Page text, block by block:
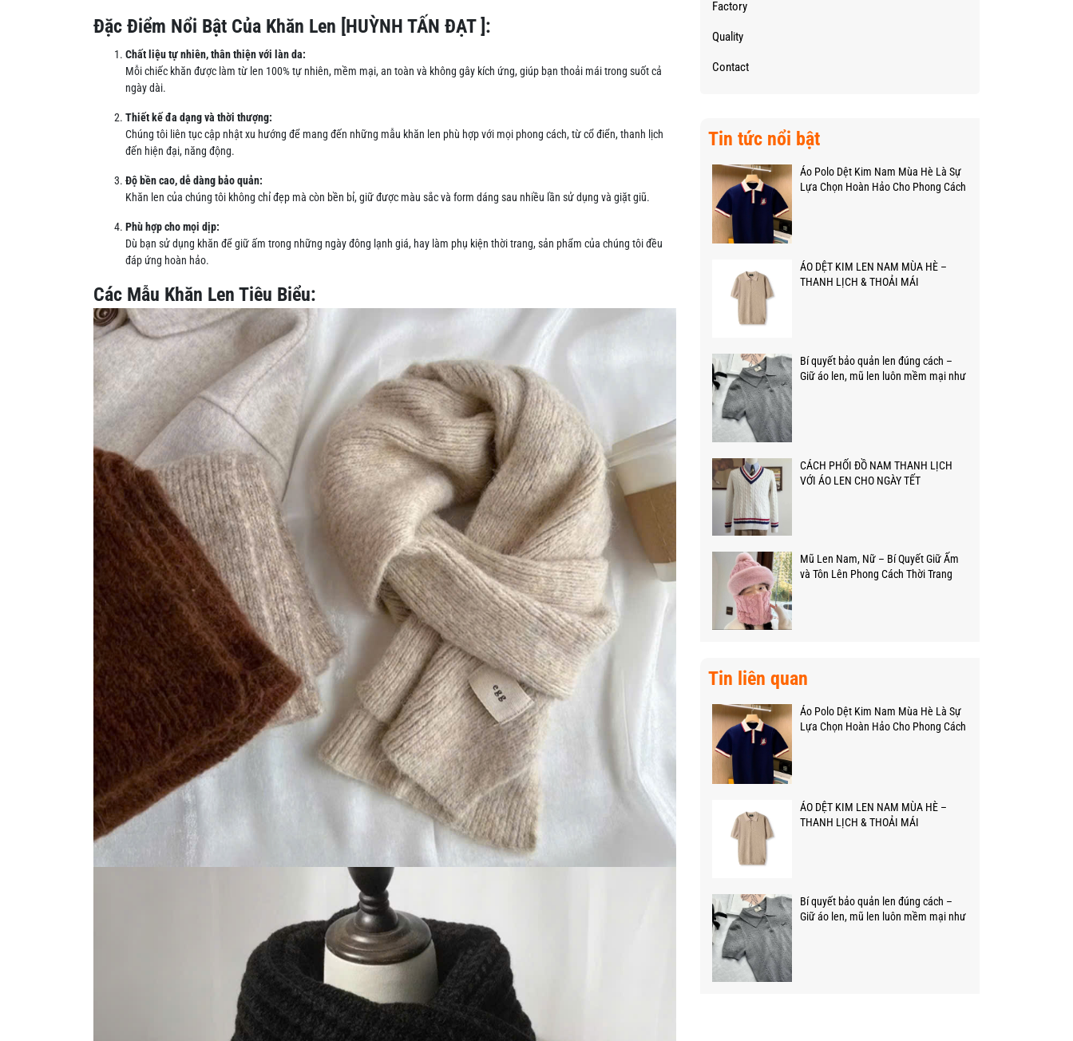
Đặc Điểm Nổi Bật Của Khăn Len [HUỲNH TẤN ĐẠT ]:
Chất liệu tự nhiên, thân thiện với làn da:
Mỗi chiếc khăn được làm từ len 100% tự nhiên, mềm mại, an toàn và không gây kích ứng, giúp bạn thoải mái trong suốt cả
ngày dài.
Thiết kế đa dạng và thời thượng:
Chúng tôi liên tục cập nhật xu hướng để mang đến những mẫu khăn len phù hợp với mọi phong cách, từ cổ điển, thanh lịch
đến hiện đại, năng động.
Độ bền cao, dễ dàng bảo quản:
Khăn len của chúng tôi không chỉ đẹp mà còn bền bỉ, giữ được màu sắc và form dáng sau nhiều lần sử dụng và giặt giũ.
Phù hợp cho mọi dịp:
Dù bạn sử dụng khăn để giữ ấm trong những ngày đông lạnh giá, hay làm phụ kiện thời trang, sản phẩm của chúng tôi đều
đáp ứng hoàn hảo.
Các Mẫu Khăn Len Tiêu Biểu:
Factory
Quality
Contact
Tin tức nổi bật
Áo Polo Dệt Kim Nam Mùa Hè Là Sự
Lựa Chọn Hoàn Hảo Cho Phong Cách
ÁO DỆT KIM LEN NAM MÙA HÈ –
THANH LỊCH & THOẢI MÁI
Bí quyết bảo quản len đúng cách –
Giữ áo len, mũ len luôn mềm mại như
CÁCH PHỐI ĐỒ NAM THANH LỊCH
VỚI ÁO LEN CHO NGÀY TẾT
Mũ Len Nam, Nữ – Bí Quyết Giữ Ấm
và Tôn Lên Phong Cách Thời Trang
Tin liên quan
Áo Polo Dệt Kim Nam Mùa Hè Là Sự
Lựa Chọn Hoàn Hảo Cho Phong Cách
ÁO DỆT KIM LEN NAM MÙA HÈ –
THANH LỊCH & THOẢI MÁI
Bí quyết bảo quản len đúng cách –
Giữ áo len, mũ len luôn mềm mại như